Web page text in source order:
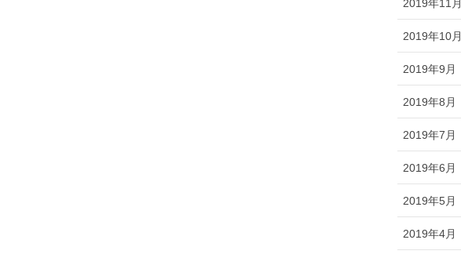
2019年11月
2019年10月
2019年9月
2019年8月
2019年7月
2019年6月
2019年5月
2019年4月